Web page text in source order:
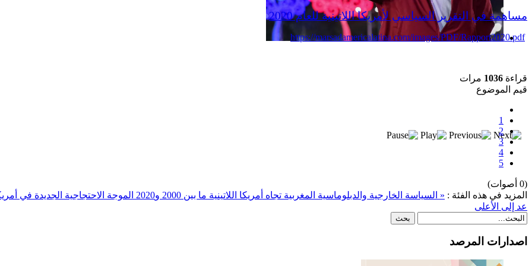
مساهمة في التقرير السياسي لأمريكا اللاتينية للعام 2020
https://marsadamericalatina.com/images/PDF/Rapport2020.pdf
قراءة 1036 مرات
قيم الموضوع
1
2
3
4
5
(0 أصوات)
المزيد في هذه الفئة : « السياسة الخارجية والدبلوماسية المغربية تجاه أمريكا اللاتينية ما بين 2000 و2020
الموجة الاحتجاجية الجديدة في
عد إلى الأعلى
اصدارات المرصد